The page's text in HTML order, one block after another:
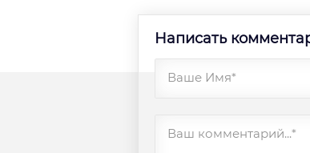
Написать
Ваше Имя*
Ваш комментарий...*